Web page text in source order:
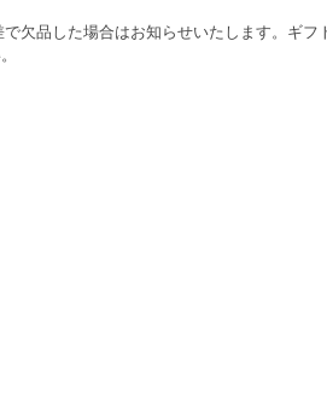
欠品した場合はお知らせいたします。ギフ